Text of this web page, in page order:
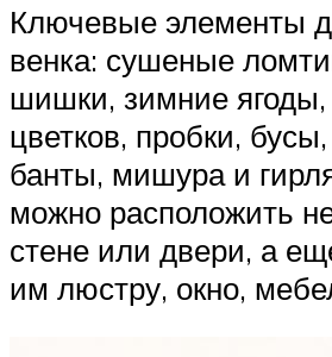
Ключевые элементы
венка: сушеные
шишки, зимние ягоды,
цветков, пробки,
банты, мишура и
можно расположить
стене или двери, а
им люстру, окно,